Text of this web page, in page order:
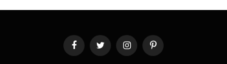
FacebookTwitter InstagramPinterest